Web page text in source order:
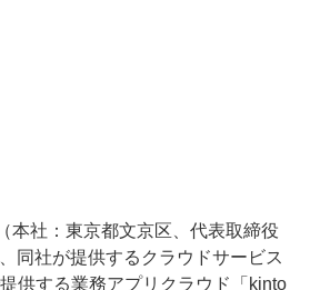
本社：東京都文京区、代表取締役
同社が提供するクラウドサービス
供する業務アプリクラウド「kinto